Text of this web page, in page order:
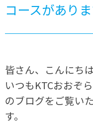
コースがあり
皆さん、こんにち
いつもKTCおおぞ
のブログをご覧い
す。